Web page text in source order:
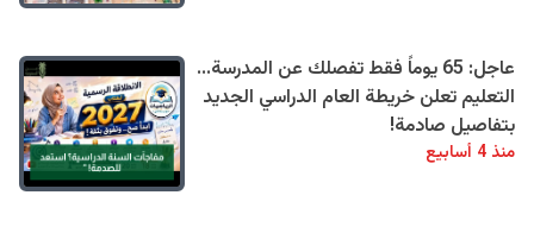
عاجل: 65 يوماً فقط تفصلك عن المدرسة...
التعليم تعلن خريطة العام الدراسي الجديد
بتفاصيل صادمة!
منذ 4 أسابيع